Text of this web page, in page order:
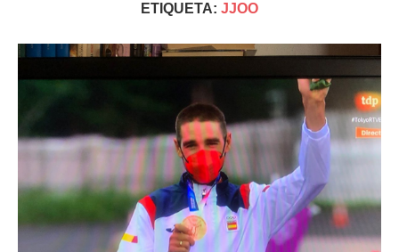
ETIQUETA: JJOO